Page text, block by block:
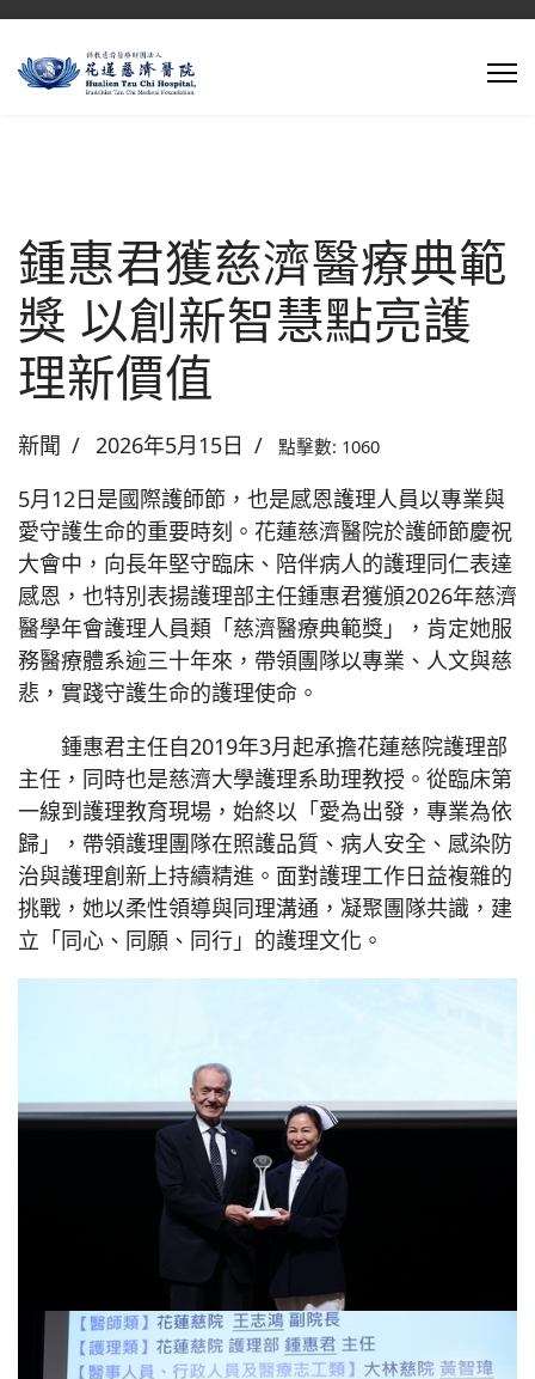
鍾惠君獲慈濟醫療典範
獎 以創新智慧點亮護
理新價值
新聞 2026年5月15日 點擊數: 1060
5月12日是國際護師節，也是感恩護理人員以專業與
愛守護生命的重要時刻。花蓮慈濟醫院於護師節慶祝
大會中，向長年堅守臨床、陪伴病人的護理同仁表達
感恩，也特別表揚護理部主任鍾惠君獲頒2026年慈濟
醫學年會護理人員類「慈濟醫療典範獎」，肯定她服
務醫療體系逾三十年來，帶領團隊以專業、人文與慈
悲，實踐守護生命的護理使命。
鍾惠君主任自2019年3月起承擔花蓮慈院護理部
主任，同時也是慈濟大學護理系助理教授。從臨床第
一線到護理教育現場，始終以「愛為出發，專業為依
歸」，帶領護理團隊在照護品質、病人安全、感染防
治與護理創新上持續精進。面對護理工作日益複雜的
挑戰，她以柔性領導與同理溝通，凝聚團隊共識，建
立「同心、同願、同行」的護理文化。